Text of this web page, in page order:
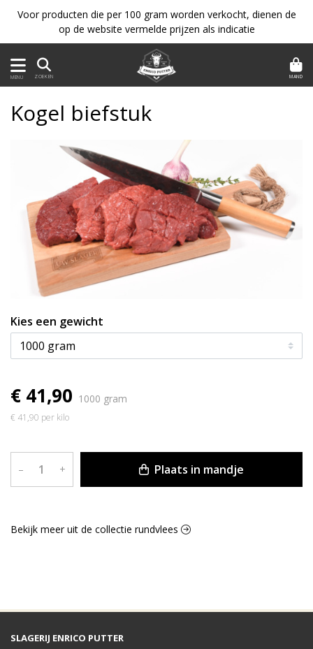
Voor producten die per 100 gram worden verkocht, dienen de
op de website vermelde prijzen als indicatie
MENU ZOEKEN MAND
Kogel biefstuk
Kies een gewicht
€ 41,90 1000 gram
€ 41,90 per kilo
– + Plaats in mandje
Bekijk meer uit de collectie rundvlees
SLAGERIJ ENRICO PUTTER